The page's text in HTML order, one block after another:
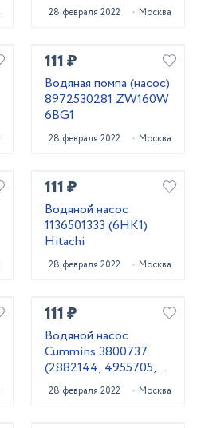
28 февраля 2022 Москва
111 ₽
Водяная помпа (насос)
8972530281 ZW160W
6BG1
28 февраля 2022 Москва
111 ₽
Водяной насос
1136501333 (6HK1)
Hitachi
28 февраля 2022 Москва
111 ₽
Водяной насос
Cummins 3800737
(2882144, 4955705,
3803403, 3803260)
28 февраля 2022 Москва